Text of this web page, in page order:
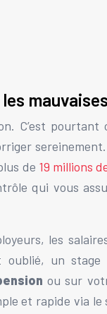
C’est
de 19 millions
qui vous
les
oublié, un
ou sur
et rapide via le